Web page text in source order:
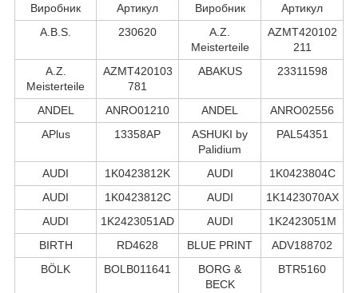
Виробник Артикул Виробник
Артикул
A.B.S.
230620
A.Z.
Meisterteile
AZMT420102
211
A.Z.
Meisterteile
AZMT420103
781
ABAKUS 23311598
ANDEL ANRO01210 ANDEL
ANRO02556
APlus
13358AP
ASHUKI by
Palidium
PAL54351
AUDI 1K0423812K AUDI
1K0423804C
AUDI
1K0423812C AUDI
1K1423070AX
AUDI
1K2423051AD AUDI
1K2423051M
BIRTH
RD4628 BLUE PRINT
ADV188702
BÖLK
BOLB011641
BORG &
BECK
BTR5160